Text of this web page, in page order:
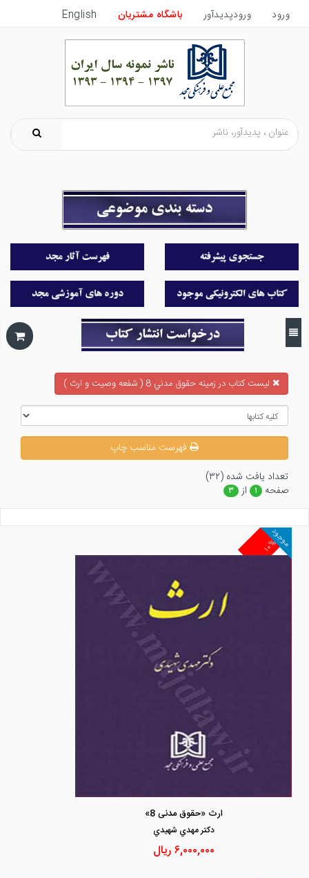
ورود ورودپدیدآور باشگاه مشتریان English
ليست كتاب در زمينه حقوق مدني 8 ( شفعه وصيت و ارث )
فهرست مناسب چاپ
تعداد يافت شده (۳۲)
صفحه
۱ از ۳
۱۰%
موجود
ارث «حقوق مدنی 8»
دكتر مهدي شهيدي
۶,۰۰۰,۰۰۰ریال